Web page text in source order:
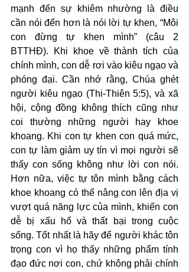
mạnh đến sự khiêm nhường là điều
cần nói đến hơn là nói lời tự khen, “Môi
con đừng tự khen mình” (câu 2
BTTHĐ). Khi khoe về thành tích của
chính mình, con dễ rơi vào kiêu ngạo và
phóng đại. Cần nhớ rằng, Chúa ghét
người kiêu ngạo (Thi-Thiên 5:5), và xã
hội, cộng đồng không thích cũng như
coi thường những người hay khoe
khoang. Khi con tự khen con quá mức,
con tự làm giảm uy tín vì mọi người sẽ
thấy con sống không như lời con nói.
Hơn nữa, việc tự tôn mình bằng cách
khoe khoang có thể nâng con lên địa vị
vượt quá năng lực của mình, khiến con
dễ bị xấu hổ và thất bại trong cuộc
sống. Tốt nhất là hãy để người khác tôn
trọng con vì họ thấy những phẩm tính
đạo đức nơi con, chứ không phải chính